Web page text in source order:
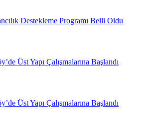
Destekleme Programı Belli Oldu
Üst Yapı Çalışmalarına Başlandı
Üst Yapı Çalışmalarına Başlandı